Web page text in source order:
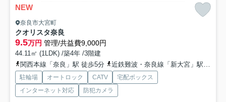
NEW
奈良市大宮町
クオリスタ奈良
9.5万円 管理/共益費9,000円
44.11㎡ (1LDK) /築4年 /3階建
関西本線「奈良」駅 徒歩5分
近鉄難波・奈良線「新大宮」駅 徒歩9分
駐輪場 オートロック CATV
宅配ボックス
インターネット対応
防犯カメラ